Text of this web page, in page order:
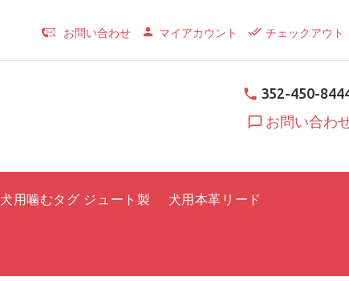
お問い合わせ マイアカウント チェックアウト
352-450-
お問い合わ
犬用噛むタグ ジュート製 犬用本革リード